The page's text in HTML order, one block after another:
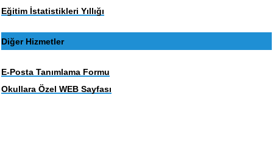
Eğitim İstatistikleri Yıllığı
Diğer Hizmetler
E-Posta Tanımlama Formu
Okullara Özel WEB Sayfası